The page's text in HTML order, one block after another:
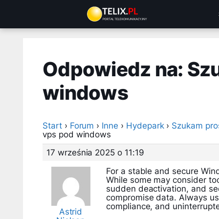
treści
Odpowiedz na:
windows
Start › Forum › Inne › Hydepark › Szukam
vps pod windows
17 września 2025 o 11:19
Astrid
For a stable and secure
While some may consider
sudden deactivation, and
compromise data. Always
compliance, and